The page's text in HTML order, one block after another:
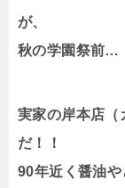
が、
秋の学園祭前…
実家の岸本店（
だ！！
90年近く醤油